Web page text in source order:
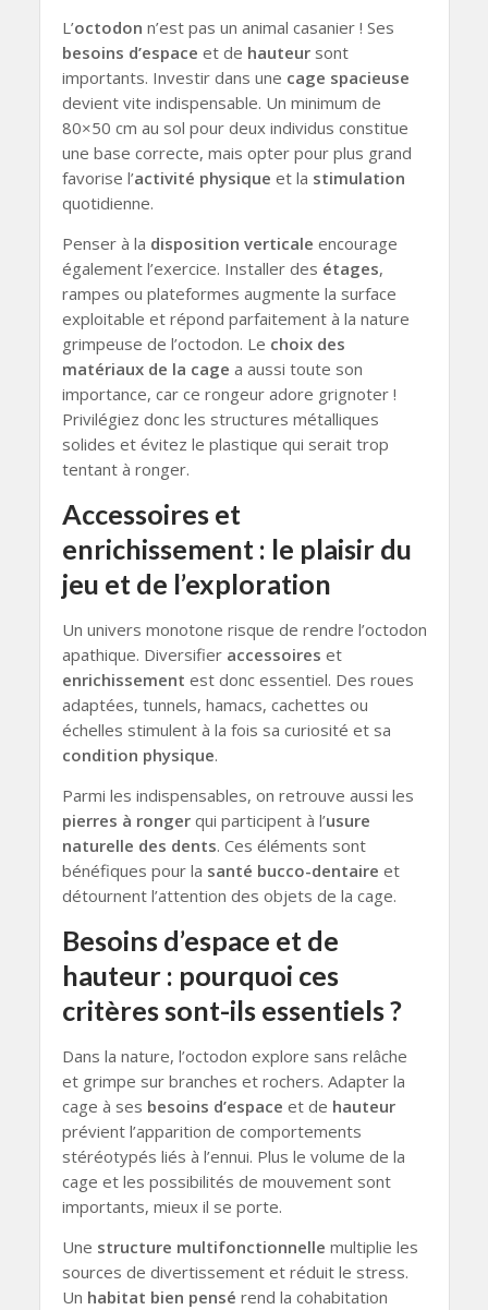
L’octodon n’est pas un animal casanier ! Ses
besoins d’espace et de hauteursont
importants. Investir dans une cage spacieuse
devient vite indispensable. Un minimum de
80×50 cm au sol pour deux individus constitue
une base correcte, mais opter pour plus grand
favorise l’activité physique et la stimulation
quotidienne.
Penser à la disposition verticale encourage
également l’exercice. Installer des étages,
rampes ou plateformes augmente la surface
exploitable et répond parfaitement à la nature
grimpeuse de l’octodon. Le choix des
matériaux de la cage a aussi toute son
importance, car ce rongeur adore grignoter !
Privilégiez donc les structures métalliques
solides et évitez le plastique qui serait trop
tentant à ronger.
Accessoires et
enrichissement : le plaisir du
jeu et de l’exploration
Un univers monotone risque de rendre l’octodon
apathique. Diversifier accessoires et
enrichissement est donc essentiel. Des roues
adaptées, tunnels, hamacs, cachettes ou
échelles stimulent à la fois sa curiosité et sa
condition physique.
Parmi les indispensables, on retrouve aussi les
pierres à rongerqui participent à l’usure
naturelle des dents. Ces éléments sont
bénéfiques pour la santé bucco-dentaire et
détournent l’attention des objets de la cage.
Besoins d’espace et de
hauteur : pourquoi ces
critères sont-ils essentiels ?
Dans la nature, l’octodon explore sans relâche
et grimpe sur branches et rochers. Adapter la
cage à ses besoins d’espace et de hauteur
prévient l’apparition de comportements
stéréotypés liés à l’ennui. Plus le volume de la
cage et les possibilités de mouvement sont
importants, mieux il se porte.
Une structure multifonctionnelle multiplie les
sources de divertissement et réduit le stress.
Un habitat bien pensé rend la cohabitation